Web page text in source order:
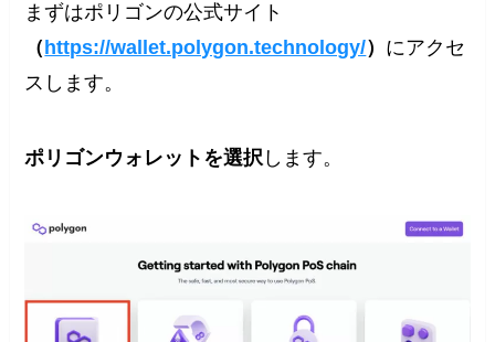
まずはポリゴンの公式サイト
（ https://wallet.polygon.technology/） にアクセ
スします。
ポリゴンウォレットを選択 します。